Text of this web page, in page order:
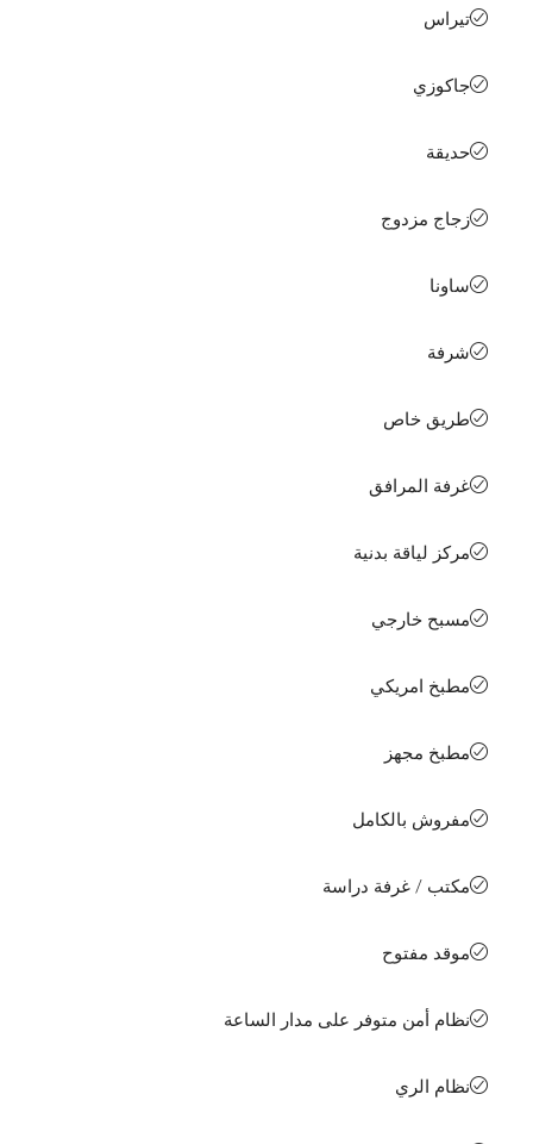
تيراس
جاكوزي
حديقة
زجاج مزدوج
ساونا
شرفة
طريق خاص
غرفة المرافق
مركز لياقة بدنية
مسبح خارجي
مطبخ امريكي
مطبخ مجهز
مفروش بالكامل
مكتب / غرفة دراسة
موقد مفتوح
نظام أمن متوفر على مدار الساعة
نظام الري